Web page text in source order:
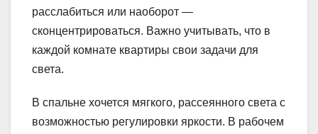
расслабиться или наоборот —
сконцентрироваться. Важно учитывать, что в
каждой комнате квартиры свои задачи для
света.
В спальне хочется мягкого, рассеянного света с
возможностью регулировки яркости. В рабочем